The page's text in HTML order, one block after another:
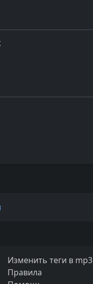
Изменить теги в mp3
Правила